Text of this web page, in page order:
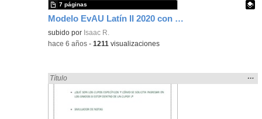
Modelo EvAU Latín II 2020 con soluciones
Contenido educativo.
subido por Isaac R.
7 páginas
-hace 6 años -1211 visualizaciones
Encontrado «EvAU» en:
Título
la
…